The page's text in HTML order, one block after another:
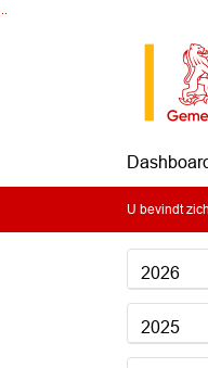
U bevindt
2026
2025